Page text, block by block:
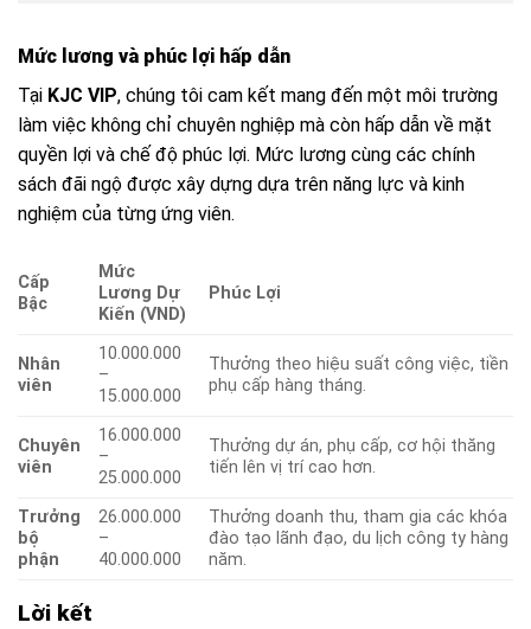
Mức lương và phúc lợi hấp dẫn
Tại KJC VIP, chúng tôi cam kết mang đến một môi trường
làm việc không chỉ chuyên nghiệp mà còn hấp dẫn về mặt
quyền lợi và chế độ phúc lợi. Mức lương cùng các chính
sách đãi ngộ được xây dựng dựa trên năng lực và kinh
nghiệm của từng ứng viên.
Cấp
Bậc
Mức
Lương Dự
Kiến (VND)
Phúc Lợi
Nhân
viên
10.000.000
–
15.000.000
Thưởng theo hiệu suất công việc, tiền
phụ cấp hàng tháng.
Chuyên
viên
16.000.000
–
25.000.000
Thưởng dự án, phụ cấp, cơ hội thăng
tiến lên vị trí cao hơn.
Trưởng
bộ
phận
26.000.000
–
40.000.000
Thưởng doanh thu, tham gia các khóa
đào tạo lãnh đạo, du lịch công ty hàng
năm.
Lời kết